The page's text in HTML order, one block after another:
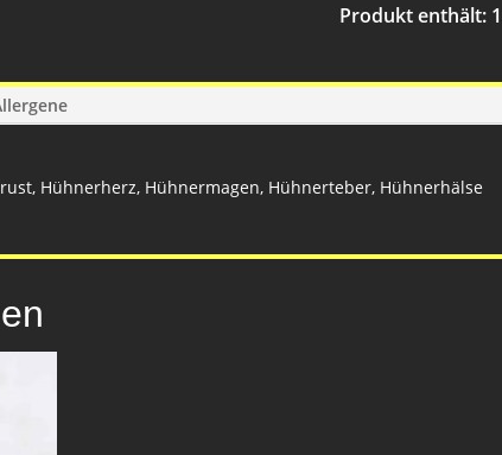
Produkt enthält: 1
Hühnerherz, Hühnermagen, Hühnerteber, Hühnerhälse